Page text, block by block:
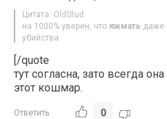
Цитата: OldStud
на 1000% уверен, что яжмать даже
убийства
[/quote
тут согласна, зато всегда
этот кошмар.
Ответить 0